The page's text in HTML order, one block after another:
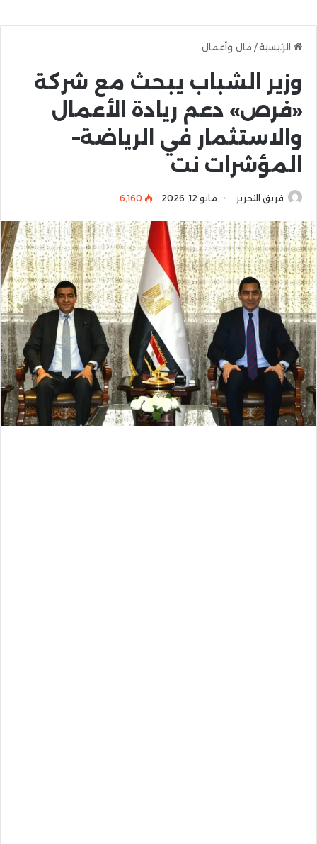
الرئيسية/ مال وأعمال
وزير الشباب يبحث مع شركة
«فرص» دعم ريادة الأعمال
والاستثمار في الرياضة–
المؤشرات نت
فريق التحرير مايو 12, 2026 6٬160